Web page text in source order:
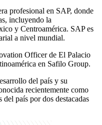
profesional en SAP, donde
incluyendo la
y Centroamérica. SAP es
a nivel mundial.
Officer de El Palacio
en Safilo Group.
del país y su
recientemente como
del país por dos destacadas